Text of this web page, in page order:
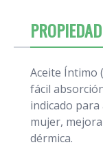
Aceite Íntimo
fácil
indicado para
mujer,
dérmica.